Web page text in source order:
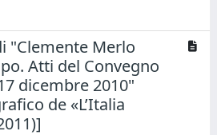
"Clemente Merlo
Atti del Convegno
dicembre 2010"
de «L’Italia